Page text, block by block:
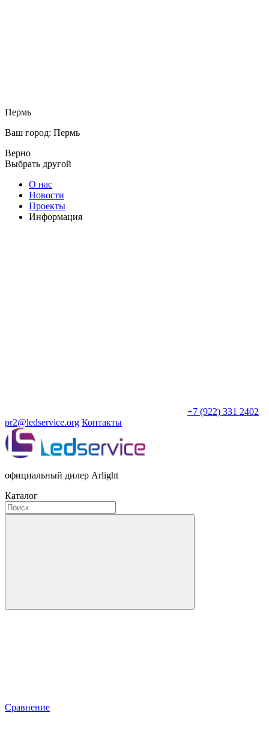
Пермь
Ваш город: Пермь
Верно
Выбрать другой
О нас
Новости
Проекты
Информация
+7 (922) 331 2402
pr2@ledservice.org Контакты
официальный дилер Arlight
Каталог
Сравнение